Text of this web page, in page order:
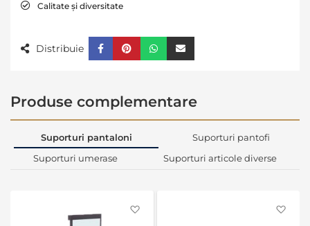
Calitate și diversitate
Distribuie
Produse complementare
Suporturi pantaloni
Suporturi pantofi
Suporturi umerase
Suporturi articole diverse